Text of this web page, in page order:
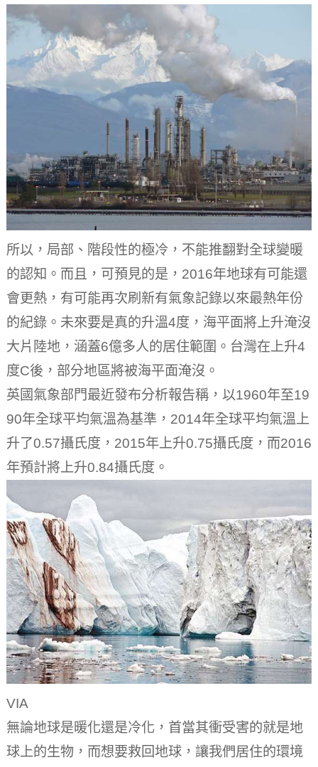
所以，局部、階段性的極冷，不能推翻對全球變暖
的認知。而且，可預見的是，2016年地球有可能還
會更熱，有可能再次刷新有氣象記錄以來最熱年份
的紀錄。未來要是真的升溫4度，海平面將上升淹沒
大片陸地，涵蓋6億多人的居住範圍。台灣在上升4
度C後，部分地區將被海平面淹沒。
英國氣象部門最近發布分析報告稱，以1960年至19
90年全球平均氣溫為基準，2014年全球平均氣溫上
升了0.57攝氏度，2015年上升0.75攝氏度，而2016
年預計將上升0.84攝氏度。
VIA
無論地球是暖化還是冷化，首當其衝受害的就是地
球上的生物，而想要救回地球，讓我們居住的環境